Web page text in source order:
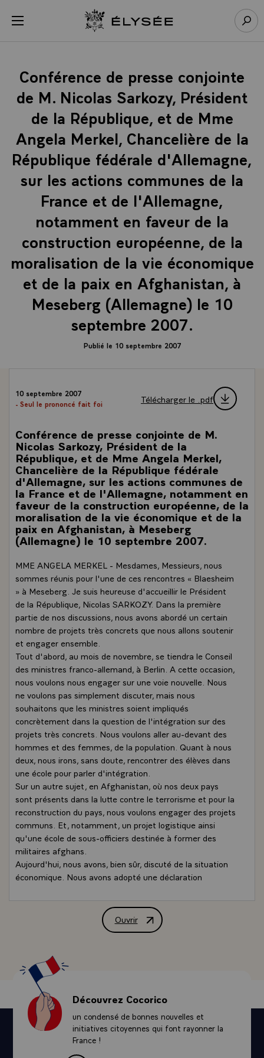
menu Retour à l’accueil Élysée
Conférence de presse conjointe
de M. Nicolas Sarkozy, Président
de la République, et de Mme
Angela Merkel, Chancelière de la
République fédérale d'Allemagne,
sur les actions communes de la
France et de l'Allemagne,
notamment en faveur de la
construction européenne, de la
moralisation de la vie économique
et de la paix en Afghanistan, à
Meseberg (Allemagne) le 10
septembre 2007.
Publié le 10 septembre 2007
10 septembre 2007
- Seul le prononcé fait foi
Télécharger le .pdf
Conférence de presse conjointe de M.
Nicolas Sarkozy, Président de la
République, et de Mme Angela Merkel,
Chancelière de la République fédérale
d'Allemagne, sur les actions communes de
la France et de l'Allemagne, notamment en
faveur de la construction européenne, de la
moralisation de la vie économique et de la
paix en Afghanistan, à Meseberg
(Allemagne) le 10 septembre 2007.
MME ANGELA MERKEL - Mesdames, Messieurs, nous
sommes réunis pour l'une de ces rencontres « Blaesheim
» à Meseberg. Je suis heureuse d'accueillir le Président
de la République, Nicolas SARKOZY. Dans la première
partie de nos discussions, nous avons abordé un certain
nombre de projets très concrets que nous allons soutenir
et engager ensemble.
Tout d'abord, au mois de novembre, se tiendra le Conseil
des ministres franco-allemand, à Berlin. A cette occasion,
nous voulons nous engager sur une voie nouvelle. Nous
ne voulons pas simplement discuter, mais nous
souhaitons que les ministres soient impliqués
concrètement dans la question de l'intégration sur des
projets très concrets. Nous voulons aller au-devant des
hommes et des femmes, de la population. Quant à nous
deux, nous irons, sans doute, rencontrer des élèves dans
une école pour parler d'intégration.
Sur un autre sujet, en Afghanistan, où nos deux pays
sont présents dans la lutte contre le terrorisme et pour la
reconstruction du pays, nous voulons engager des projets
communs. Et, notamment, un projet logistique ainsi
qu'une école de sous-officiers destinée à former des
militaires afghans.
Aujourd'hui, nous avons, bien sûr, discuté de la situation
économique. Nous avons adopté une déclaration
internationale. C'est notre volonté commune, comme
nous le disions au G8, d'obtenir plus de transparence sur
sache clairement comment s'articuler dans l'appareil
financier international et dans la conjonction des marchés
internationaux, pour défendre ses intérêts. Nous nous en
entretiendrons avec la présidence portugaise à l'occasion
du Conseil informel d'octobre et nous suggérons qu'elle
définisse un mandat clair pour qu'au prochain Conseil de
Lisbonne, au mois de mars, on puisse améliorer la position
internationale de l'Union sur le plan économique.
Ouvrir
Conférence de presse conjointe de
Découvrez Cocorico
un condensé de bonnes nouvelles et
initiatives citoyennes qui font rayonner la
France !
Panneau de gestion des cookies